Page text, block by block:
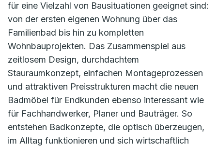
für eine Vielzahl von Bausituationen geeignet sind:
von der ersten eigenen Wohnung über das
Familienbad bis hin zu kompletten
Wohnbauprojekten. Das Zusammenspiel aus
zeitlosem Design, durchdachtem
Stauraumkonzept, einfachen Montageprozessen
und attraktiven Preisstrukturen macht die neuen
Badmöbel für Endkunden ebenso interessant wie
für Fachhandwerker, Planer und Bauträger. So
entstehen Badkonzepte, die optisch überzeugen,
im Alltag funktionieren und sich wirtschaftlich